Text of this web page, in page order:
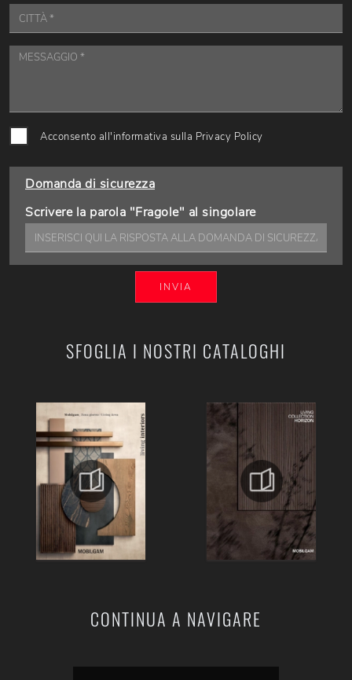
SFOGLIA I NOSTRI CATALOGHI
CONTINUA A NAVIGARE
Acconsento all'informativa sulla Privacy Policy
Domanda di sicurezza
Scrivere la parola "Fragole" al singolare
INVIA